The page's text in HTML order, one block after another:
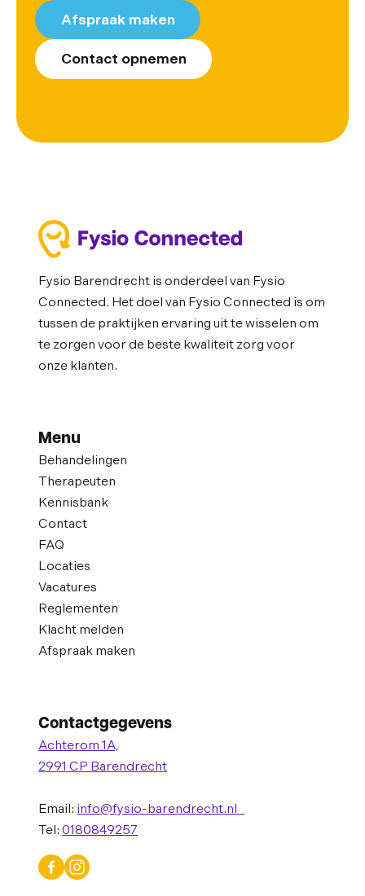
Afspraak maken
Contact opnemen
Fysio Barendrecht is onderdeel van Fysio
Connected. Het doel van Fysio Connected is om
tussen de praktijken ervaring uit te wisselen om
te zorgen voor de beste kwaliteit zorg voor
onze klanten.
Menu
Behandelingen
Therapeuten
Kennisbank
Contact
FAQ
Locaties
Vacatures
Reglementen
Klacht melden
Afspraak maken
Contactgegevens
Achterom 1A,
2991 CP Barendrecht
Email: info@fysio-barendrecht.nl
Tel:0180849257